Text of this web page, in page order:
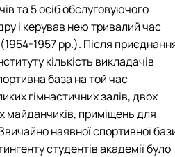
та 5 осіб обслуговуючого
і керував нею тривалий час
1957 рр.). Після
кількість викладачів
база на той час
гімнастичних залів, двох
майданчиків, приміщень для
наявної спортивної
студентів академії було